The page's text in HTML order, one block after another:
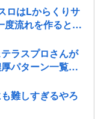
ロはLからくりサ
度流れを作るとメ
ラスプロさんが
パターン一覧を
難しすぎるやろ